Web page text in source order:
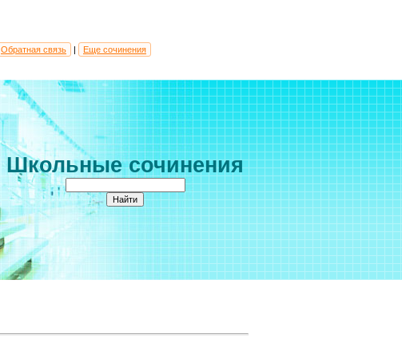
Обратная связь | Еще сочинения
Школьные сочинения